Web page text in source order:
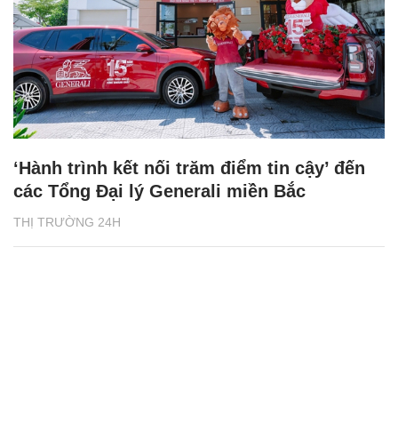
THỊ TRƯỜNG 24H
‘Hành trình kết nối trăm điểm tin cậy’ đến
các Tổng Đại lý Generali miền Bắc